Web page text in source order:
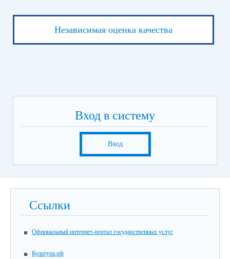
Независимая оценка качества
Вход в систему
Вход
Ссылки
Официальный интернет-портал государственных услуг
Культура.рф